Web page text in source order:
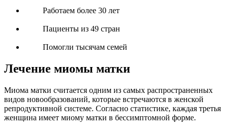
Работаем более 30 лет
Пациенты из 49 стран
Помогли тысячам семей
Лечение миомы матки
Миома матки считается одним из самых распространенных
видов новообразований, которые встречаются в женской
репродуктивной системе. Согласно статистике, каждая третья
женщина имеет миому матки в бессимптомной форме.